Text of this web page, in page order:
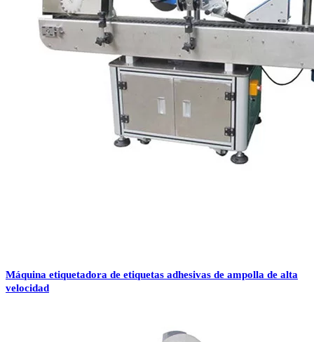
Máquina etiquetadora de etiquetas adhesivas de ampolla de alta
velocidad